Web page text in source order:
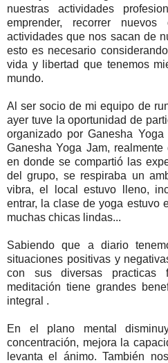
nuestras actividades
emprender, recorrer
actividades que nos sacan de
esto es necesario
vida y libertad que tenemos
mundo.
Al ser socio de mi equipo de
ayer tuve la oportunidad de
organizado por Ganesha
Ganesha Yoga Jam,
en donde se compartió las
del grupo, se respiraba un
vibra, el local estuvo lleno,
entrar, la clase de yoga estuvo
muchas chicas lindas...
Sabiendo que a diario
situaciones positivas y
con sus diversas practicas
meditación tiene grandes
integral .
En el plano mental
concentración, mejora la
levanta el ánimo. También